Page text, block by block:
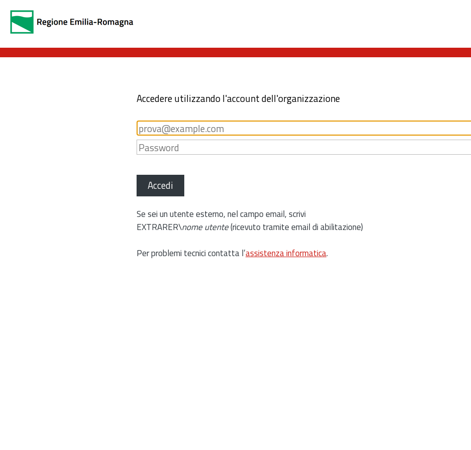
Accedere utilizzando l'account dell'organizzazione
Accedi
Se sei un utente esterno, nel campo email, scrivi
EXTRARER\nome utente(ricevuto tramite email di abilitazione)
Per problemi tecnici contatta l’assistenza informatica.